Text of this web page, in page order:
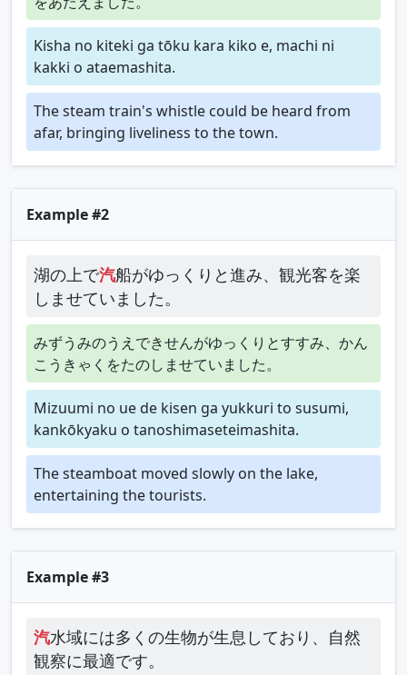
Kisha no kiteki ga tōku kara kiko e, machi ni
kakki o ataemashita.
The steam train's whistle could be heard from
afar, bringing liveliness to the town.
Example #2
湖の上で汽船がゆっくりと進み、観光客を楽
しませていました。
みずうみのうえできせんがゆっくりとすすみ、かん
こうきゃくをたのしませていました。
Mizuumi no ue de kisen ga yukkuri to susumi,
kankōkyaku o tanoshimaseteimashita.
The steamboat moved slowly on the lake,
entertaining the tourists.
Example #3
汽水域には多くの生物が生息しており、自然
観察に最適です。